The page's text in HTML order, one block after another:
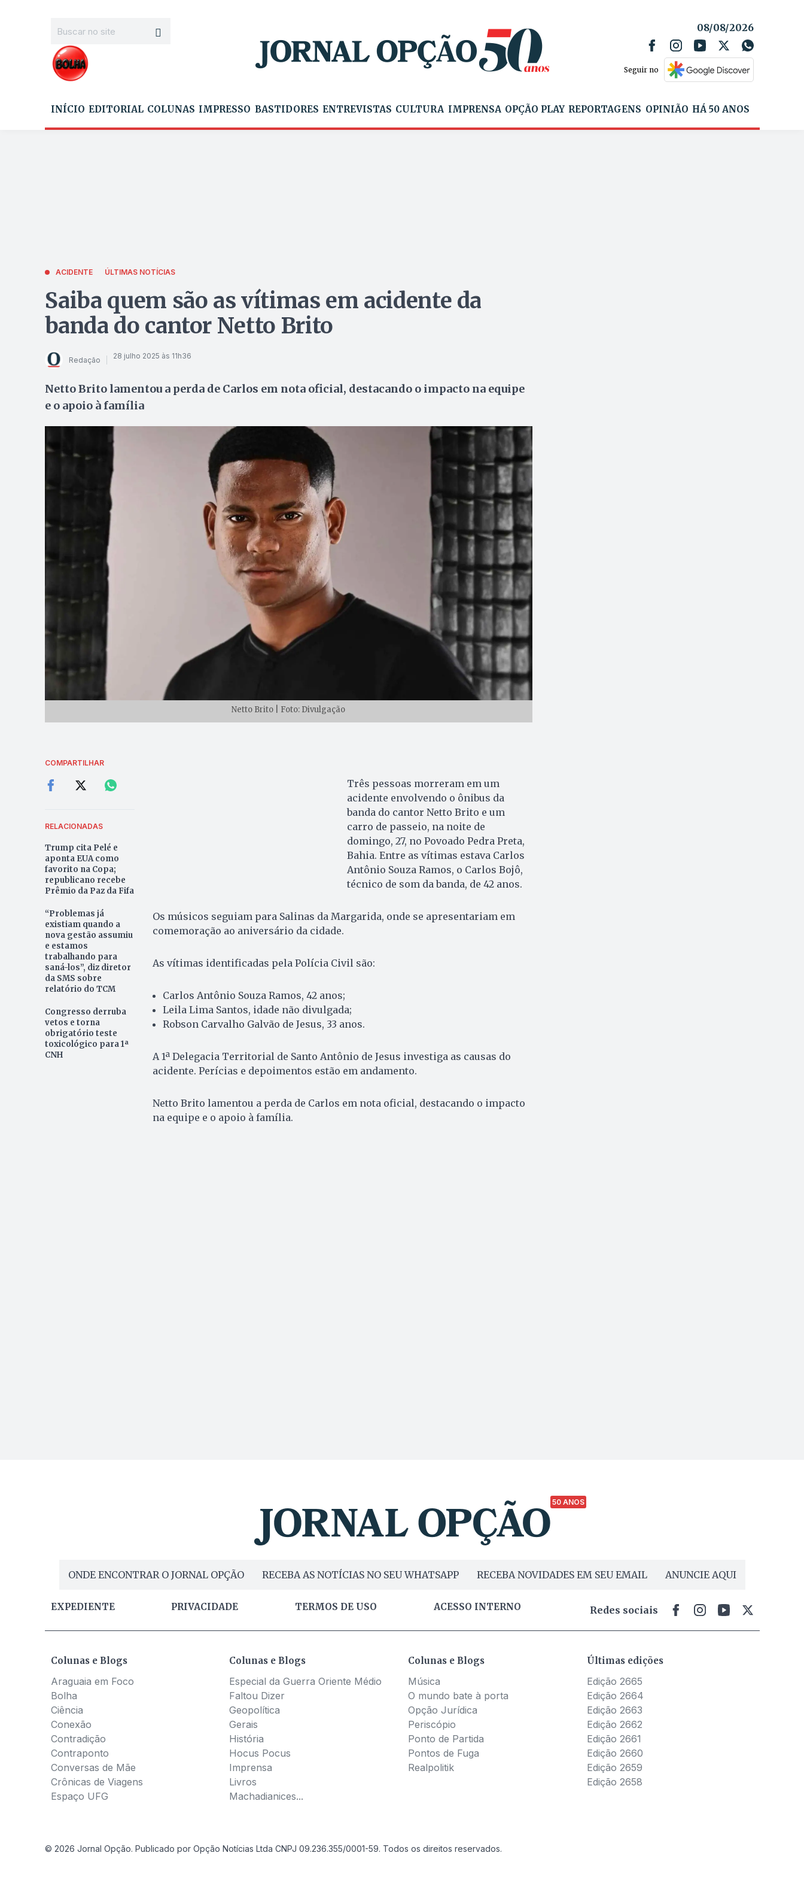
08/08/2026
Seguir no
INÍCIO EDITORIAL COLUNAS IMPRESSO BASTIDORES ENTREVISTAS CULTURA IMPRENSA OPÇÃO PLAY REPORTAGENS OPINIÃO HÁ 50 ANOS
ACIDENTE ÚLTIMAS NOTÍCIAS
Saiba quem são as vítimas em acidente da
banda do cantor Netto Brito
Redação 28 julho 2025 às 11h36
Netto Brito lamentou a perda de Carlos em nota oficial, destacando o impacto na equipe
e o apoio à família
Netto Brito | Foto: Divulgação
COMPARTILHAR
RELACIONADAS
Trump cita Pelé e
aponta EUA como
favorito na Copa;
republicano recebe
Prêmio da Paz da Fifa
“Problemas já
existiam quando a
nova gestão assumiu
e estamos
trabalhando para
saná-los”, diz diretor
da SMS sobre
relatório do TCM
Congresso derruba
vetos e torna
obrigatório teste
toxicológico para 1ª
CNH
Três pessoas morreram em um
acidente envolvendo o ônibus da
banda do cantor Netto Brito e um
carro de passeio, na noite de
domingo, 27, no Povoado Pedra Preta,
Bahia. Entre as vítimas estava Carlos
Antônio Souza Ramos, o Carlos Bojô,
técnico de som da banda, de 42 anos.
Os músicos seguiam para Salinas da Margarida, onde se apresentariam em
comemoração ao aniversário da cidade.
As vítimas identificadas pela Polícia Civil são:
Carlos Antônio Souza Ramos, 42 anos;
Leila Lima Santos, idade não divulgada;
Robson Carvalho Galvão de Jesus, 33 anos.
A 1ª Delegacia Territorial de Santo Antônio de Jesus investiga as causas do
acidente. Perícias e depoimentos estão em andamento.
Netto Brito lamentou a perda de Carlos em nota oficial, destacando o impacto
na equipe e o apoio à família.
50 ANOS
ONDE ENCONTRAR O JORNAL OPÇÃO RECEBA AS NOTÍCIAS NO SEU WHATSAPP RECEBA NOVIDADES EM SEU EMAIL ANUNCIE AQUI
EXPEDIENTE PRIVACIDADE TERMOS DE USO ACESSO INTERNO Redes sociais
Colunas e Blogs
Araguaia em Foco
Bolha
Ciência
Conexão
Contradição
Contraponto
Conversas de Mãe
Crônicas de Viagens
Espaço UFG
Colunas e Blogs
Especial da Guerra Oriente Médio
Faltou Dizer
Geopolítica
Gerais
História
Hocus Pocus
Imprensa
Livros
Machadianices...
Colunas e Blogs
Música
O mundo bate à porta
Opção Jurídica
Periscópio
Ponto de Partida
Pontos de Fuga
Realpolitik
Últimas edições
Edição 2665
Edição 2664
Edição 2663
Edição 2662
Edição 2661
Edição 2660
Edição 2659
Edição 2658
© 2026 Jornal Opção. Publicado por Opção Notícias Ltda CNPJ 09.236.355/0001-59. Todos os direitos reservados.